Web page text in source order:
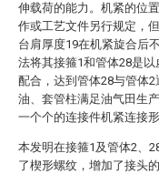
伸载荷的能力。机紧的位
作或工艺文件另行规定，
台肩厚度19在机紧旋合后
法将其接箍1和管体28是
配合，达到管体28与管体
油、套管柱满足油气田生
一个个的连接件机紧连接
本发明在接箍1及管体2、
了楔形螺纹，增加了接头